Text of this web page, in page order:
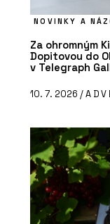
NOVINKY A
Za ohromným
Dopitovou do
v Telegraph
10. 7. 2026 /